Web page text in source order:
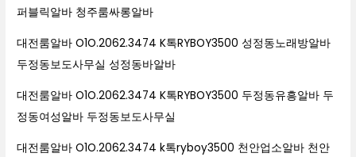
퍼블릭알바 청주룸싸롱알바
대전룸알바 O1O.2062.3474 K톡RYBOY3500 성정동노래방알바
두정동보도사무실 성정동바알바
대전룸알바 O1O.2062.3474 K톡RYBOY3500 두정동유흥알바 두
정동여성알바 두정동보도사무실
대전룸알바 O1O.2062.3474 k톡ryboy3500 천안업소알바 천안